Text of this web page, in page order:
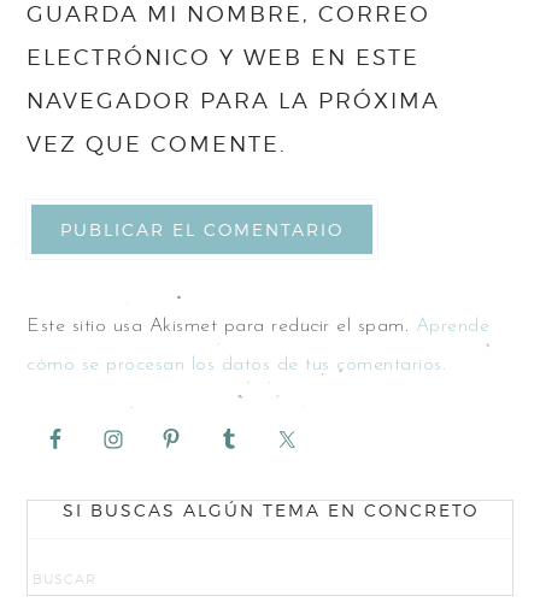
GUARDA MI NOMBRE, CORREO
ELECTRÓNICO Y WEB EN ESTE
NAVEGADOR PARA LA PRÓXIMA
VEZ QUE COMENTE.
Este sitio usa Akismet para reducir el spam. Aprende
cómo se procesan los datos de tus comentarios.
SI BUSCAS ALGÚN TEMA EN CONCRETO